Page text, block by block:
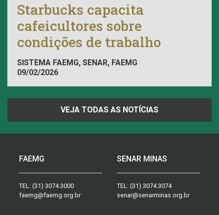
Starbucks capacita
cafeicultores sobre
condições de trabalho
SISTEMA FAEMG, SENAR, FAEMG
09/02/2026
VEJA TODAS AS NOTÍCIAS
FAEMG
TEL: (31) 3074.3000
faemg@faemg.org.br
SENAR MINAS
TEL: (31) 3074.3074
senar@senarminas.org.br